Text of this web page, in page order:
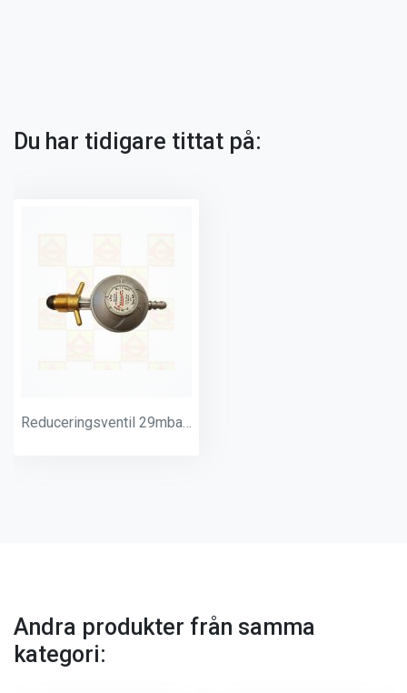
Du har tidigare tittat på:
Reduceringsventil 29mbar 8 mm
Andra produkter från samma
kategori: